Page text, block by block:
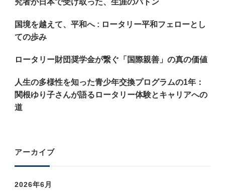
究者が日本で受け取った、生涯のバトン
国境を越えて、平和へ : ロータリー平和フェローとし
ての歩み
ロータリー財団奨学金が繋ぐ「国際親善」の真の価値
人生の多様性を知った青少年交換プログラムの1年：
関根ゆり子さんが語るロータリー体験とキャリアへの
道
アーカイブ
2026年6月